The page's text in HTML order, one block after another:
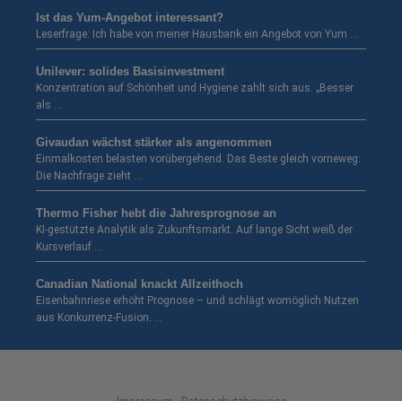
Ist das Yum-Angebot interessant?
Leserfrage: Ich habe von meiner Hausbank ein Angebot von Yum …
Unilever: solides Basisinvestment
Konzentration auf Schönheit und Hygiene zahlt sich aus. „Besser
als …
Givaudan wächst stärker als angenommen
Einmalkosten belasten vorübergehend. Das Beste gleich vorneweg:
Die Nachfrage zieht …
Thermo Fisher hebt die Jahresprognose an
KI-gestützte Analytik als Zukunftsmarkt. Auf lange Sicht weiß der
Kursverlauf …
Canadian National knackt Allzeithoch
Eisenbahnriese erhöht Prognose – und schlägt womöglich Nutzen
aus Konkurrenz-Fusion. …